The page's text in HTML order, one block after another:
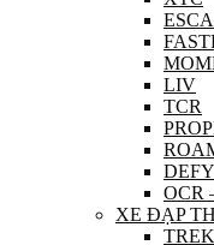
LIV
TCR
OCR
XE ĐẠP
TREK